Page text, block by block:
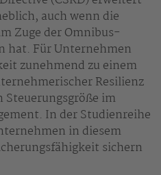
auch wenn die
Zuge der Omnibus-
hat. Für Unternehmen
zunehmend zu einem
Resilienz
Steuerungsgröße im
In der Studienreihe
in diesem
sichern